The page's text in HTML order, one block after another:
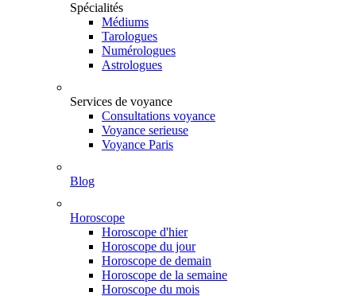
Spécialités
Médiums
Tarologues
Numérologues
Astrologues
Services de voyance
Consultations voyance
Voyance serieuse
Voyance Paris
Blog
Horoscope
Horoscope d'hier
Horoscope du jour
Horoscope de demain
Horoscope de la semaine
Horoscope du mois